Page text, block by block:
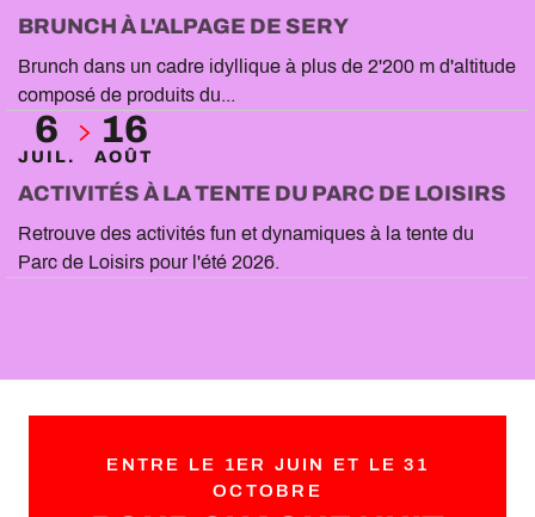
BRUNCH À L'ALPAGE DE SERY
Brunch dans un cadre idyllique à plus de 2'200 m d'altitude
composé de produits du...
6
JUIL.
16
AOÛT
ACTIVITÉS À LA TENTE DU PARC DE LOISIRS
Retrouve des activités fun et dynamiques à la tente du
Parc de Loisirs pour l'été 2026.
ENTRE LE 1ER JUIN ET LE 31
OCTOBRE